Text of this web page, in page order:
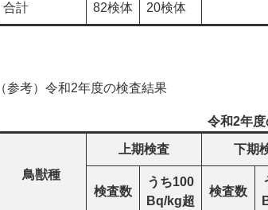
合計 82検体 20検体
（参考）令和2年度の検査結果
令和2年
鳥獣種
上期検査 下期
検査数
うち100
Bq/kg超
検査数